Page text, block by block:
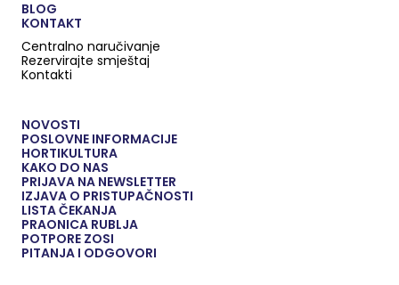
BLOG
KONTAKT
Centralno naručivanje
Rezervirajte smještaj
Kontakti
NOVOSTI
POSLOVNE INFORMACIJE
HORTIKULTURA
KAKO DO NAS
PRIJAVA NA NEWSLETTER
IZJAVA O PRISTUPAČNOSTI
LISTA ČEKANJA
PRAONICA RUBLJA
POTPORE ZOSI
PITANJA I ODGOVORI